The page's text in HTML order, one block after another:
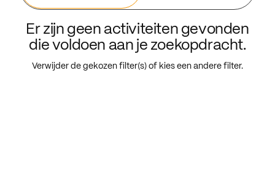
Er zijn geen activiteiten gevonden
die voldoen aan je zoekopdracht.
Verwijder de gekozen filter(s) of kies een andere filter.